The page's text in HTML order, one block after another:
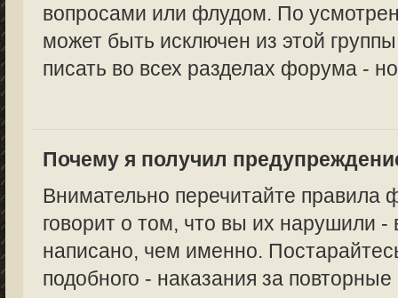
вопросами или флудом. По
может быть исключен из этой
писать во всех разделах форума -
Почему я получил
Внимательно перечитайте
говорит о том, что вы их нарушили -
написано, чем именно.
подобного - наказания за